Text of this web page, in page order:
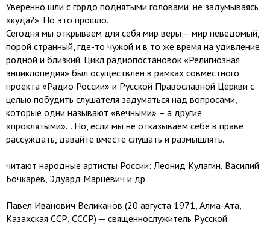
Уверенно шли с гордо поднятыми головами, не задумываясь,
«куда?». Но это прошло.
Сегодня мы открываем для себя мир веры – мир неведомый,
порой странный, где-то чужой и в то же время на удивление
родной и близкий. Цикл радиопостановок «Религиозная
энциклопедия» был осуществлен в рамках совместного
проекта «Радио России» и Русской Православной Церкви с
целью побудить слушателя задуматься над вопросами,
которые одни называют «вечными» – а другие
«проклятыми»… Но, если мы не отказываем себе в праве
рассуждать, давайте вместе слушать и размышлять.
читают народные артисты России: Леонид Кулагин, Василий
Бочкарев, Эдуард Марцевич и др.
Павел Иванович Великанов (20 августа 1971, Алма-Ата,
Казахская ССР, СССР) — священнослужитель Русской